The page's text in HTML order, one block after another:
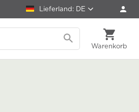
Lieferland: DE
Warenkorb